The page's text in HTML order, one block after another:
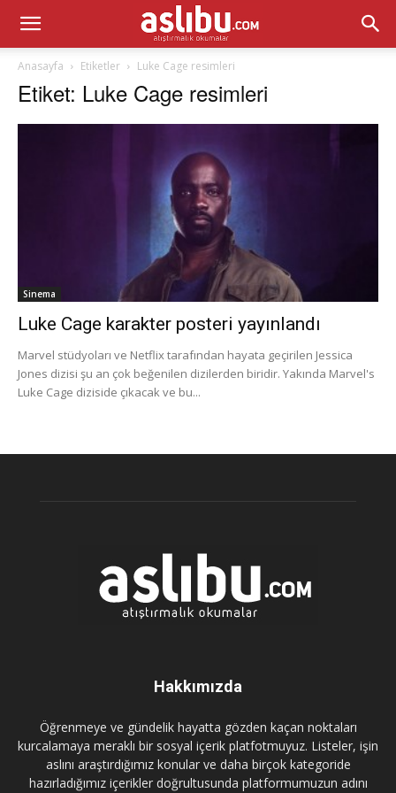
Anasayfa Etiketler Luke Cage resimleri
Etiket: Luke Cage resimleri
Sinema
Luke Cage karakter posteri yayınlandı
Marvel stüdyoları ve Netflix tarafından hayata geçirilen Jessica
Jones dizisi şu an çok beğenilen dizilerden biridir. Yakında Marvel's
Luke Cage diziside çıkacak ve bu...
Hakkımızda
Öğrenmeye ve gündelik hayatta gözden kaçan noktaları
kurcalamaya meraklı bir sosyal içerik platfotmuyuz. Listeler, işin
aslını araştırdığımız konular ve daha birçok kategoride
hazırladığımız içerikler doğrultusunda platformumuzun adını